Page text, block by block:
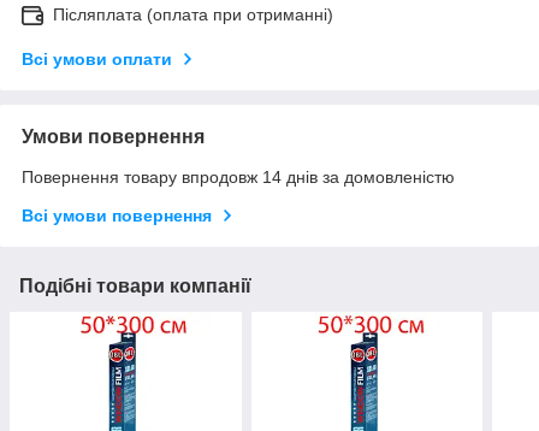
Післяплата (оплата при отриманні)
Всі умови оплати
Умови повернення
Повернення товару впродовж 14 днів за домовленістю
Всі умови повернення
Подібні товари компанії